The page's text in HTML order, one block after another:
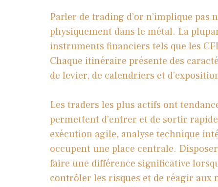
Parler de trading d’or n’implique
physiquement dans le métal. La
instruments financiers tels que les
Chaque itinéraire présente des
de levier, de calendriers et
Les traders les plus actifs ont
permettent d’entrer et de sortir
exécution agile, analyse technique
occupent une place centrale.
faire une différence significative
contrôler les risques et de réagir aux